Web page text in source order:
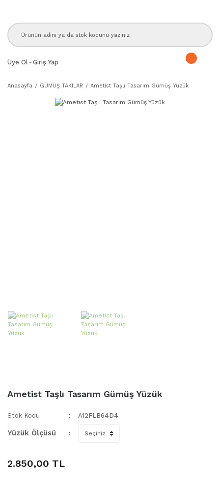
Üye Ol - Giriş Yap
Anasayfa GÜMÜŞ TAKILAR Ametist Taşlı Tasarım Gümüş Yüzük
Ametist Taşlı Tasarım Gümüş Yüzük
Stok Kodu A12FLB64D4
Yüzük Ölçüsü
2.850,00 TL